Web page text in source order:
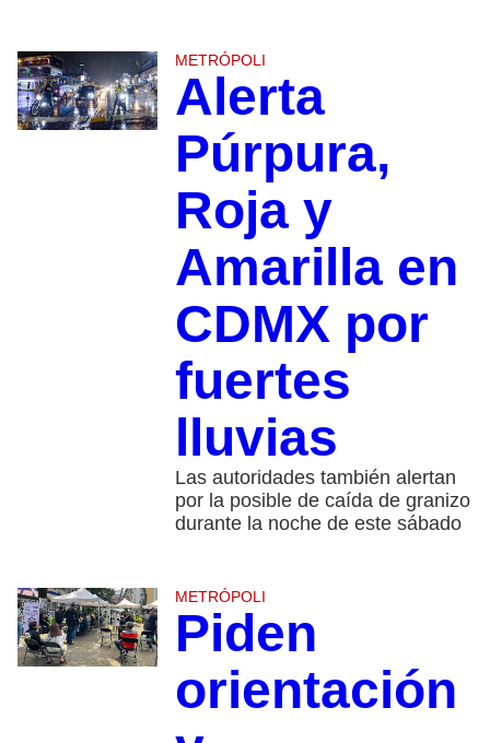
METRÓPOLI
Alerta
Púrpura,
Roja y
Amarilla en
CDMX por
fuertes
lluvias
Las autoridades también alertan
por la posible de caída de granizo
durante la noche de este sábado
METRÓPOLI
Piden
orientación